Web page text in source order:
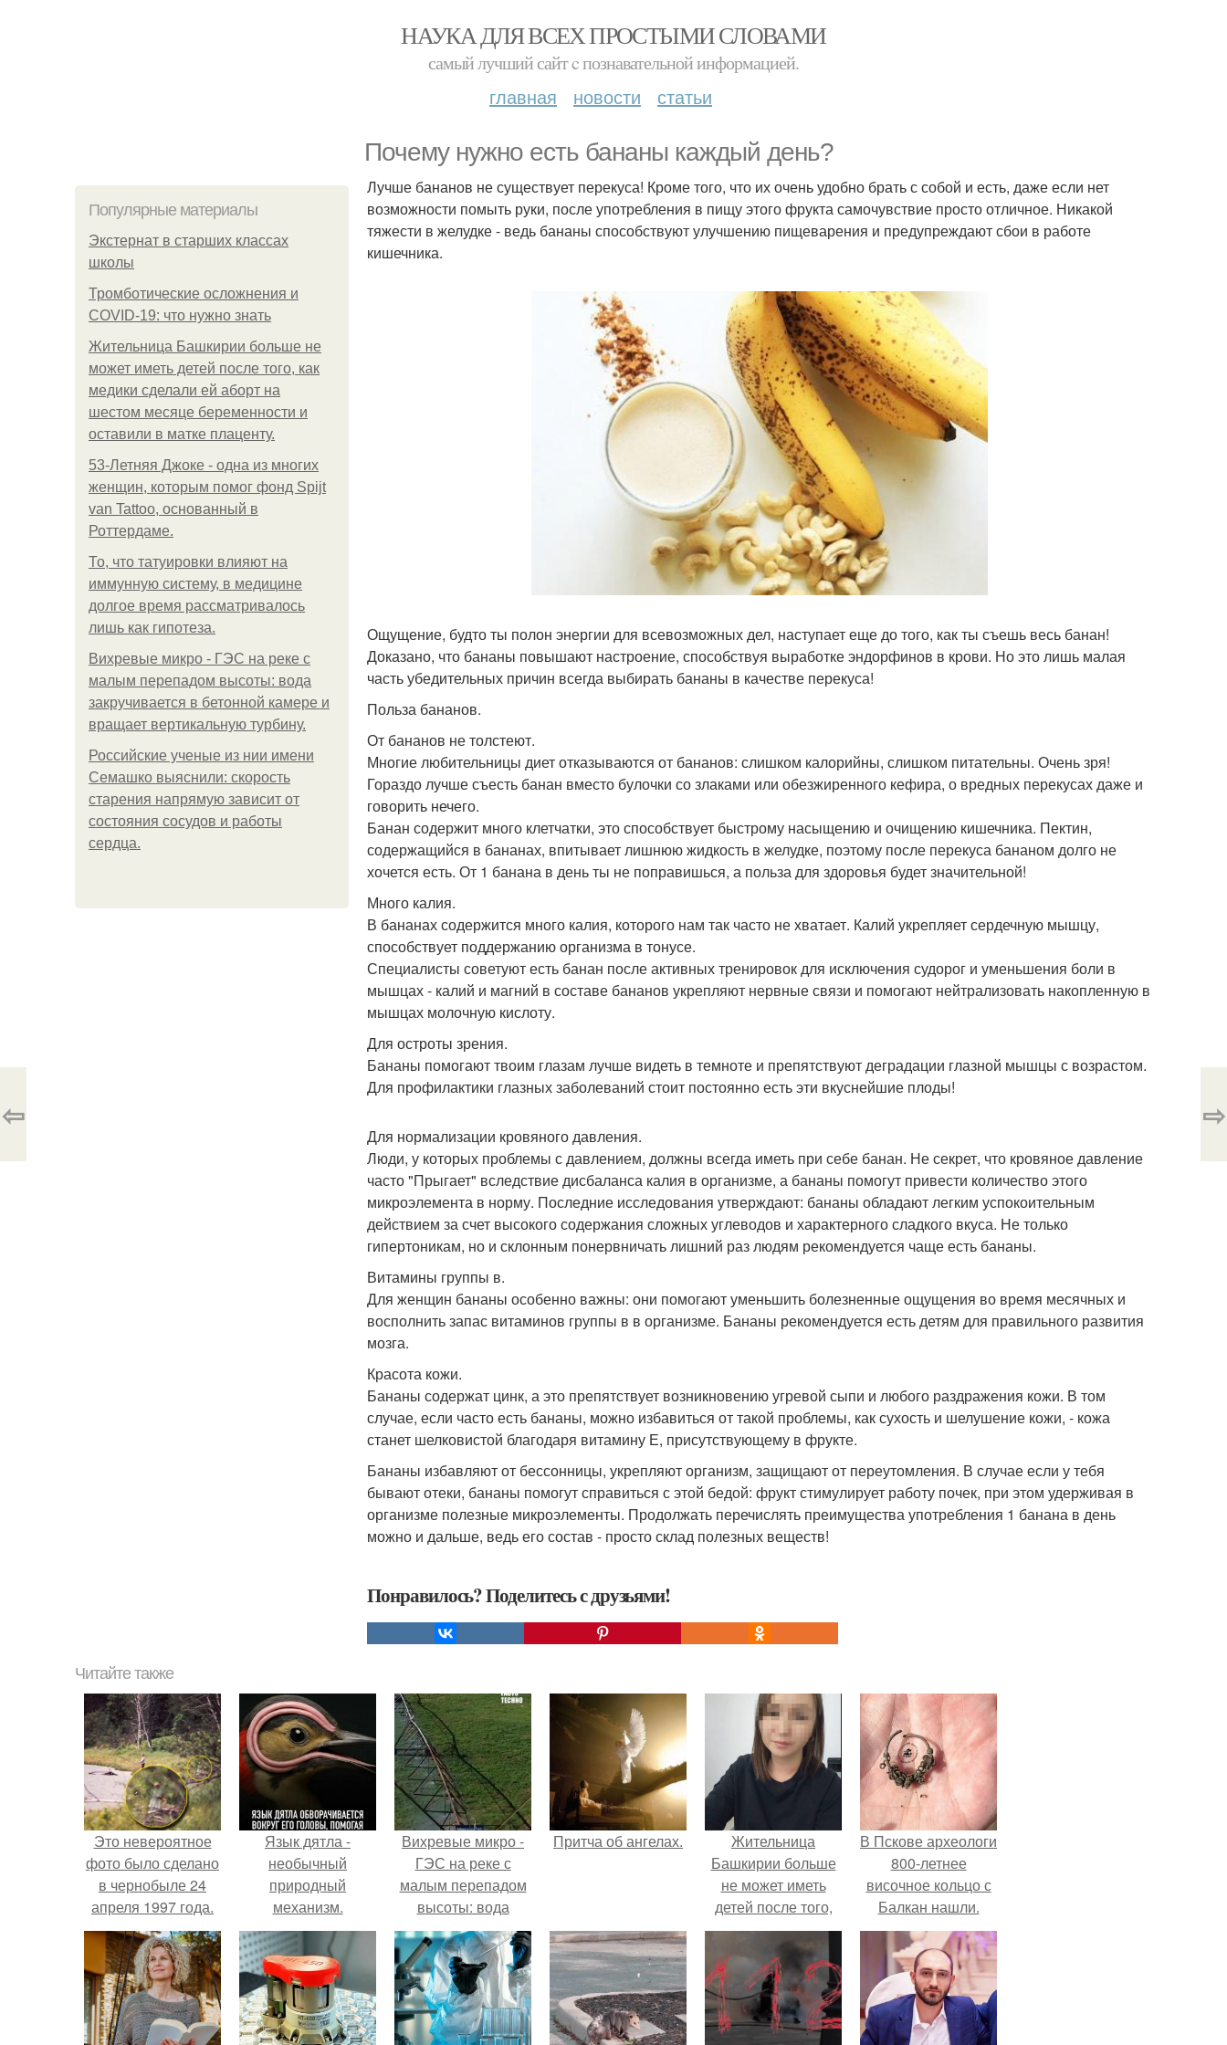
НАУКА ДЛЯ ВСЕХ ПРОСТЫМИ СЛОВАМИ
самый лучший сайт c познавательной информацией.
главная новости статьи
Почему нужно есть бананы каждый день?
Популярные материалы
Экстернат в старших классах
школы
Тромботические осложнения и
COVID-19: что нужно знать
Жительница Башкирии больше не
может иметь детей после того, как
медики сделали ей аборт на
шестом месяце беременности и
оставили в матке плаценту.
53-Летняя Джоке - одна из многих
женщин, которым помог фонд Spijt
van Tattoo, основанный в
Роттердаме.
То, что татуировки влияют на
иммунную систему, в медицине
долгое время рассматривалось
лишь как гипотеза.
Вихревые микро - ГЭС на реке с
малым перепадом высоты: вода
закручивается в бетонной камере и
вращает вертикальную турбину.
Российские ученые из нии имени
Семашко выяснили: скорость
старения напрямую зависит от
состояния сосудов и работы
сердца.
Лучше бананов не существует перекуса! Кроме того, что их очень удобно брать с собой и есть, даже если нет
возможности помыть руки, после употребления в пищу этого фрукта самочувствие просто отличное. Никакой
тяжести в желудке - ведь бананы способствуют улучшению пищеварения и предупреждают сбои в работе
кишечника.
Ощущение, будто ты полон энергии для всевозможных дел, наступает еще до того, как ты съешь весь банан!
Доказано, что бананы повышают настроение, способствуя выработке эндорфинов в крови. Но это лишь малая
часть убедительных причин всегда выбирать бананы в качестве перекуса!
Польза бананов.
От бананов не толстеют.
Многие любительницы диет отказываются от бананов: слишком калорийны, слишком питательны. Очень зря!
Гораздо лучше съесть банан вместо булочки со злаками или обезжиренного кефира, о вредных перекусах даже и
говорить нечего.
Банан содержит много клетчатки, это способствует быстрому насыщению и очищению кишечника. Пектин,
содержащийся в бананах, впитывает лишнюю жидкость в желудке, поэтому после перекуса бананом долго не
хочется есть. От 1 банана в день ты не поправишься, а польза для здоровья будет значительной!
Много калия.
В бананах содержится много калия, которого нам так часто не хватает. Калий укрепляет сердечную мышцу,
способствует поддержанию организма в тонусе.
Специалисты советуют есть банан после активных тренировок для исключения судорог и уменьшения боли в
мышцах - калий и магний в составе бананов укрепляют нервные связи и помогают нейтрализовать накопленную в
мышцах молочную кислоту.
Для остроты зрения.
Бананы помогают твоим глазам лучше видеть в темноте и препятствуют деградации глазной мышцы с возрастом.
Для профилактики глазных заболеваний стоит постоянно есть эти вкуснейшие плоды!
Для нормализации кровяного давления.
Люди, у которых проблемы с давлением, должны всегда иметь при себе банан. Не секрет, что кровяное давление
часто "Прыгает" вследствие дисбаланса калия в организме, а бананы помогут привести количество этого
микроэлемента в норму. Последние исследования утверждают: бананы обладают легким успокоительным
действием за счет высокого содержания сложных углеводов и характерного сладкого вкуса. Не только
гипертоникам, но и склонным понервничать лишний раз людям рекомендуется чаще есть бананы.
Витамины группы в.
Для женщин бананы особенно важны: они помогают уменьшить болезненные ощущения во время месячных и
восполнить запас витаминов группы в в организме. Бананы рекомендуется есть детям для правильного развития
мозга.
Красота кожи.
Бананы содержат цинк, а это препятствует возникновению угревой сыпи и любого раздражения кожи. В том
случае, если часто есть бананы, можно избавиться от такой проблемы, как сухость и шелушение кожи, - кожа
станет шелковистой благодаря витамину Е, присутствующему в фрукте.
Бананы избавляют от бессонницы, укрепляют организм, защищают от переутомления. В случае если у тебя
бывают отеки, бананы помогут справиться с этой бедой: фрукт стимулирует работу почек, при этом удерживая в
организме полезные микроэлементы. Продолжать перечислять преимущества употребления 1 банана в день
можно и дальше, ведь его состав - просто склад полезных веществ!
Понравилось? Поделитесь с друзьями!
⇦ ⇨
Читайте также
Это невероятное
фото было сделано
в чернобыле 24
апреля 1997 года.
Язык дятла -
необычный
природный
механизм.
Вихревые микро -
ГЭС на реке с
малым перепадом
высоты: вода
закручивается в
бетонной камере и
вращает
вертикальную
турбину.
Притча об ангелах.
Жительница
Башкирии больше
не может иметь
детей после того,
как медики сделали
ей аборт на шестом
месяце
беременности и
оставили в матке
плаценту.
В Пскове археологи
800-летнее
височное кольцо с
Балкан нашли.